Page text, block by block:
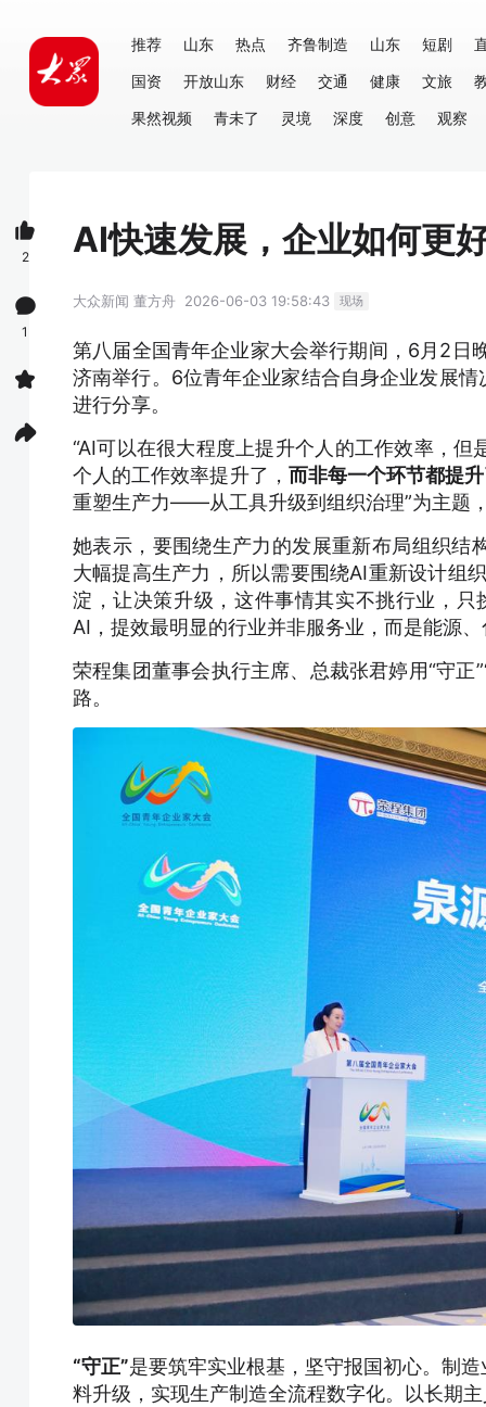
推荐 山东 热点 齐鲁制造 山东 短剧
国资
开放山东 财经 交通 健康 文旅
果然视频
青未了 灵境 深度 创意 观察
AI快速发展，企业如何更
大众新闻 董方舟 2026-06-03 19:58:43 现场
第八届全国青年企业家大会举行期间，6月2日
济南举行。6位青年企业家结合自身企业发展
进行分享。
“AI可以在很大程度上提升个人的工作效率，
个人的工作效率提升了， 而非每一个环节都提
重塑生产力——从工具升级到组织治理”为主题
她表示，要围绕生产力的发展重新布局组织结
大幅提高生产力，所以需要围绕AI重新设计组
淀，让决策升级，这件事情其实不挑行业，
AI，提效最明显的行业并非服务业，而是能源
荣程集团董事会执行主席、总裁张君婷用“守正
路。
“守正”是要筑牢实业根基，坚守报国初心。制
料升级，实现生产制造全流程数字化。以长期
2
1